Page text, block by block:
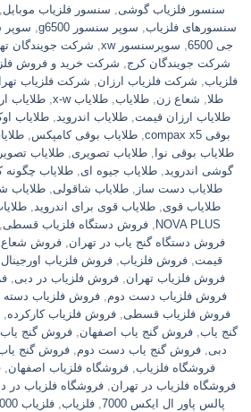
سنسور فلزیاب گوشی, سنسور فلزیاب موبایل,
سنسورهای فلزیاب, سوپر سنسور g6500 , سوپر
جی 6500
, سوپرسنسور xw , شرکت جویندگان
شرکت جویندگان کرج, شرکت خرید و فروش
فلزیاب, شرکت فلزیاب ارزان, شرکت فلزیاب
طلا, شعاع زن, طلایاب, طلایاب x-w , طلایاب
طلایاب ارزان قیمت,طلایاب اندروید,طلایاب
بوقی compax x5
,طلایاب بوقی کامپکس,
طلایاب بوقی نوا , طلایاب تصویری, طلایاب
گوشی اندروید,طلایاب جیوه ای,طلایاب چگونه
طلایاب دست ساز ,طلایاب شاقولی,طلایاب
طلایاب قوی, طلایاب قوی برای اندروید,
NOVA PLUS
, فروش دستگاه فلزیاب قسطی,
فروش دستگاه گنج یاب در تهران, فروش
قیمت,فروش فلزیاب,فروش فلزیاب اورجینال
فروش فلزیاب تهران, فروش فلزیاب در دبی,
فروش فلزیاب دست دوم,فروش فلزیاب دسته
فروش فلزیاب قسطی, فروش فلزیاب کارکرده,
گنج یاب, فروش گنج یاب اصفهان, فروش گنج
دبی,فروش گنج یاب دست دوم,فروش گنج
فروشگاه فلزیاب, فروشگاه فلزیاب اصفهان,
فروشگاه فلزیاب در تهران,فروشگاه فلزیاب در
پالس پاور ال ایکس 7000
,فلزیاب,فلزیاب 18000